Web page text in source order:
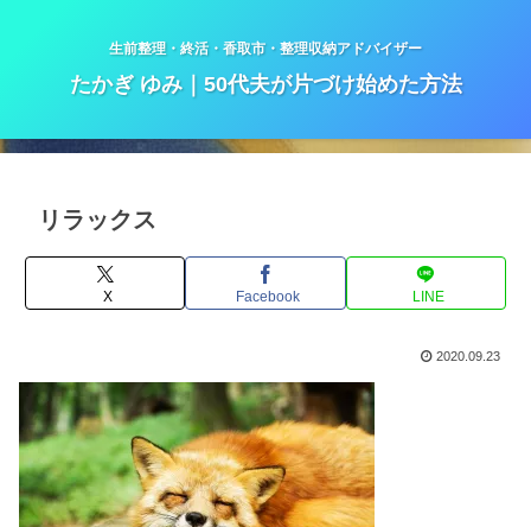
生前整理・終活・香取市・整理収納アドバイザー
たかぎ ゆみ｜50代夫が片づけ始めた方法
リラックス
X Facebook LINE
2020.09.23